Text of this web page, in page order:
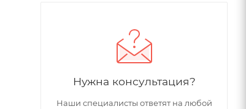
Нужна консультация?
Наши специалисты ответят на любой